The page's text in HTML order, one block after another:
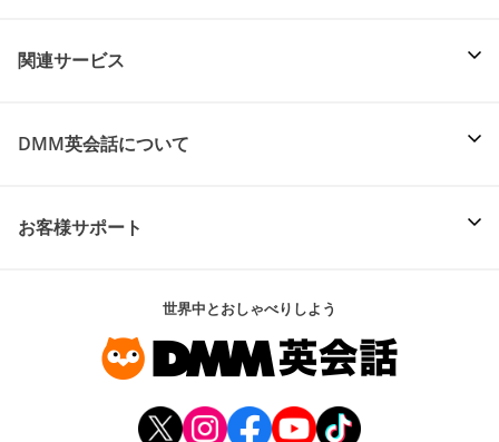
関連サービス
DMM英会話について
お客様サポート
世界中とおしゃべりしよう